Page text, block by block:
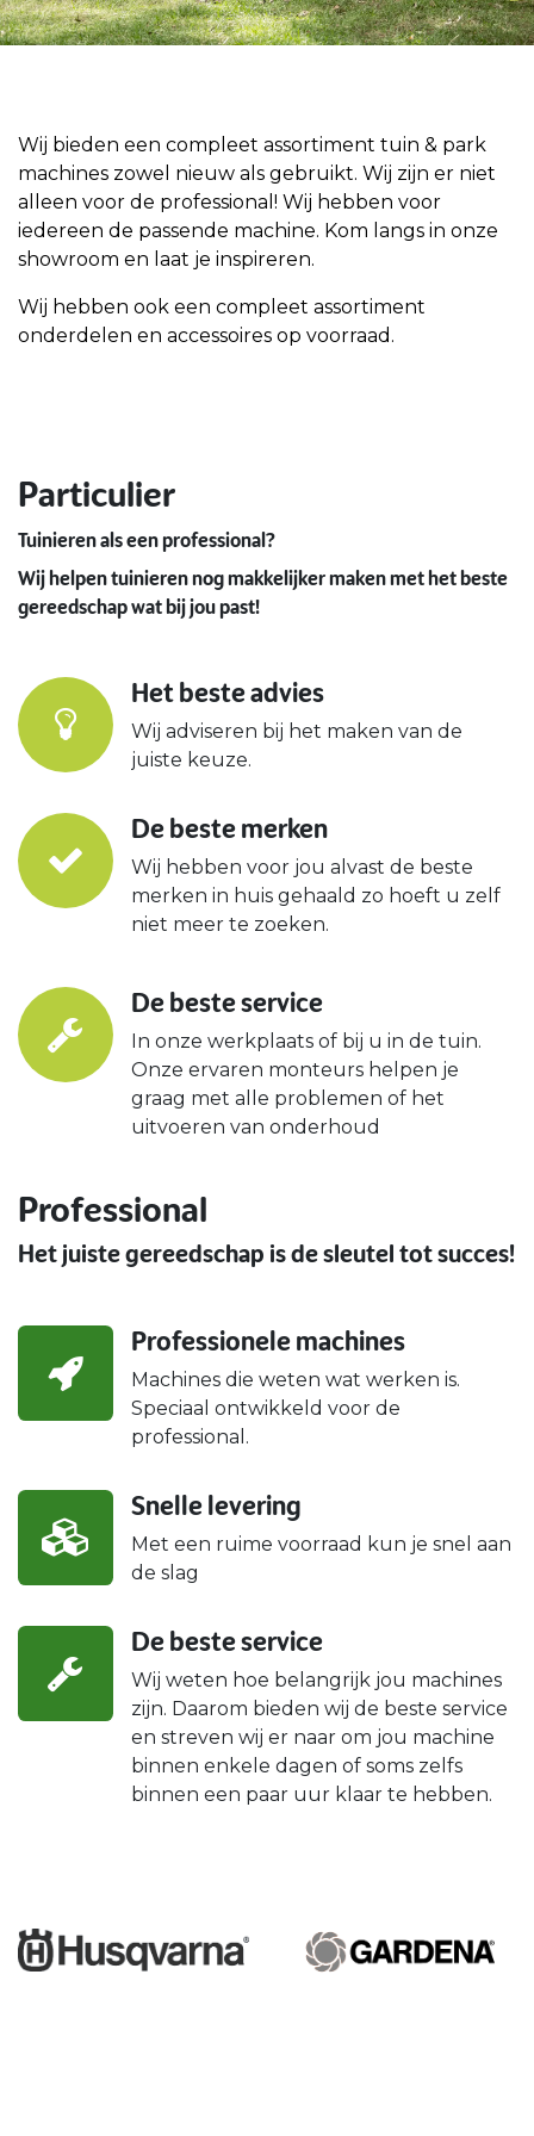
Wij bieden een compleet assortiment tuin & park
machines zowel nieuw als gebruikt. Wij zijn er niet
alleen voor de professional! Wij hebben voor
iedereen de passende machine. Kom langs in onze
showroom en laat je inspireren.
Wij hebben ook een compleet assortiment
onderdelen en accessoires op voorraad.
Particulier
Tuinieren als een professional?
Wij helpen tuinieren nog makkelijker maken met het beste
gereedschap wat bij jou past!
Het beste advies
Wij adviseren bij het maken van de
juiste keuze.
De beste merken
Wij hebben voor jou alvast de beste
merken in huis gehaald zo hoeft u zelf
niet meer te zoeken.
De beste service
In onze werkplaats of bij u in de tuin.
Onze ervaren monteurs helpen je
graag met alle problemen of het
uitvoeren van onderhoud
Professional
Het juiste gereedschap is de sleutel tot succes!
Professionele machines
Machines die weten wat werken is.
Speciaal ontwikkeld voor de
professional.
Snelle levering
Met een ruime voorraad kun je snel aan
de slag
De beste service
Wij weten hoe belangrijk jou machines
zijn. Daarom bieden wij de beste service
en streven wij er naar om jou machine
binnen enkele dagen of soms zelfs
binnen een paar uur klaar te hebben.